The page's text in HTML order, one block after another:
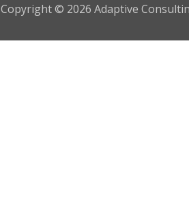
Copyright © 2026 Adaptive